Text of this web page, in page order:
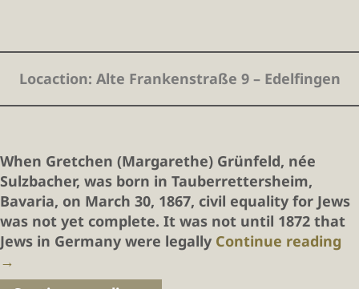
Locaction: Alte Frankenstraße 9 – Edelfingen
When Gretchen (Margarethe) Grünfeld, née
Sulzbacher, was born in Tauberrettersheim,
Bavaria, on March 30, 1867, civil equality for Jews
was not yet complete. It was not until 1872 that
Jews in Germany were legally Continue reading
→